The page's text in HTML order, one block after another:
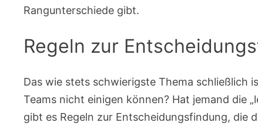
Rangunterschiede gibt.
Regeln zur
Das wie stets schwierigste Thema schließlich
Teams nicht einigen können? Hat jemand die
gibt es Regeln zur Entscheidungsfindung, die